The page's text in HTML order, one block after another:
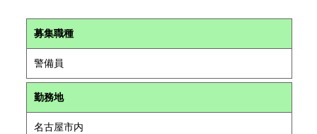
募集職種
警備員
勤務地
名古屋市内